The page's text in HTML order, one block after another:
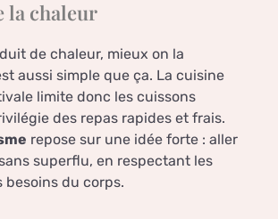
la chaleur
de chaleur, mieux on la
aussi simple que ça. La cuisine
limite donc les cuissons
des repas rapides et frais.
repose sur une idée forte : aller
superflu, en respectant les
besoins du corps.